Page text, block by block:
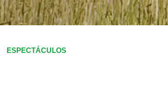
ESPECTÁCULOS